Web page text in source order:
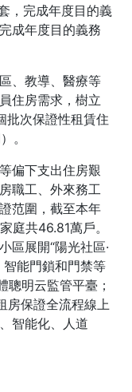
，完成年度目的義
成年度目的義務
、教導、醫療等
住房需求，樹立
批次保證性租賃住
。
偏下支出住房艱
職工、外來務工
范圍，截至本年
庭共46.81萬戶。
區展開“陽光社區·
能門鎖和門禁等
聰明云監管平臺；
房保證全流程線上
智能化、人道